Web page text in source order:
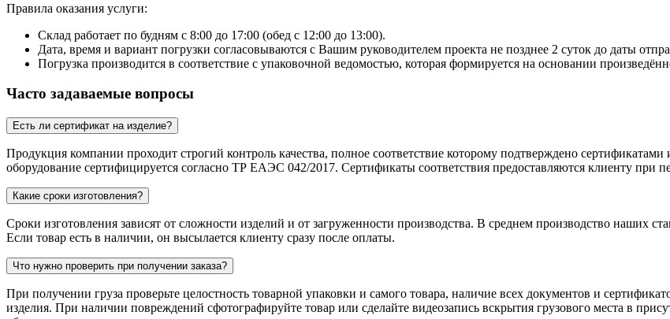
Правила оказания услуги:
Склад работает по будням с 8:00 до 17:00 (обед с 12:00 до 13:00).
Дата, время и вариант погрузки согласовываются с Вашим руководителем проекта не позднее 2 суток до даты
Погрузка производится в соответствие с упаковочной ведомостью, которая формируется на основании
Часто задаваемые вопросы
Есть ли сертификат на изделие?
Продукция компании проходит строгий контроль качества, полное соответствие которому подтверждено
оборудование сертифицируется согласно ТР ЕАЭС 042/2017. Сертификаты соответствия предоставляются клиенту при
Какие сроки изготовления?
Сроки изготовления зависят от сложности изделий и от загруженности производства. В среднем производство наших
Если товар есть в наличии, он высылается клиенту сразу после оплаты.
Что нужно проверить при получении заказа?
При получении груза проверьте целостность товарной упаковки и самого товара, наличие всех документов и
изделия. При наличии повреждений сфотографируйте товар или сделайте видеозапись вскрытия грузового места в